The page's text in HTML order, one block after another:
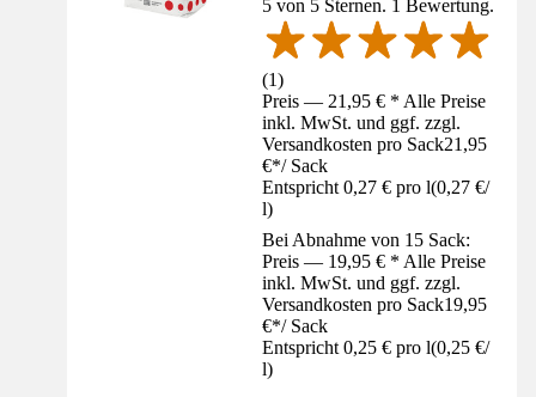
5 von 5 Sternen. 1 Bewertung.
(1)
Preis — 21,95 € * Alle Preise
inkl. MwSt. und ggf. zzgl.
Versandkosten pro Sack21,95
€*/ Sack
Entspricht 0,27 € pro l(0,27 €/
l)
Bei Abnahme von 15 Sack:
Preis — 19,95 € * Alle Preise
inkl. MwSt. und ggf. zzgl.
Versandkosten pro Sack19,95
€*/ Sack
Entspricht 0,25 € pro l(0,25 €/
l)